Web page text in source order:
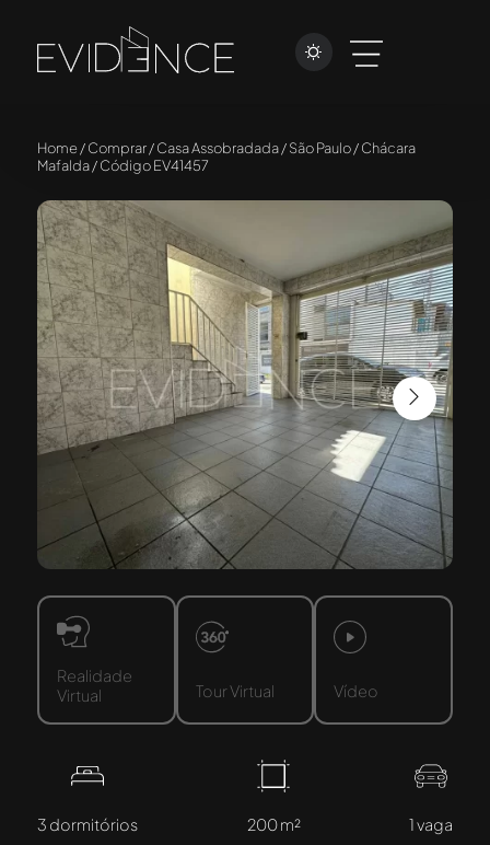
Home / Comprar / Casa Assobradada / São Paulo / Chácara
Mafalda / Código EV41457
Realidade
Virtual
Tour Virtual Vídeo
3 dormitórios 200 m² 1 vaga